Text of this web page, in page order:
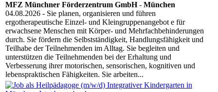
MFZ Münchner Förderzentrum GmbH- München
04.08.2026 - Sie planen, organisieren und führen
ergotherapeutische Einzel- und Kleingruppenangebot e für
erwachsene Menschen mit Körper- und Mehrfachbehinderungen
durch. Sie fördern die Selbstständigkeit, Handlungsfähigkeit und
Teilhabe der Teilnehmenden im Alltag. Sie begleiten und
unterstützen die Teilnehmenden bei der Erhaltung und
Verbesserung ihrer motorischen, sensorischen, kognitiven und
lebenspraktischen Fähigkeiten. Sie arbeiten...